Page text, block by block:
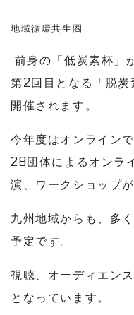
地域循環共生圏
前身の「低炭素杯」
第2回目となる「脱
開催されます。
今年度はオンライン
28団体によるオンラ
演、ワークショップ
九州地域からも、多
予定です。
視聴、オーディエン
となっています。